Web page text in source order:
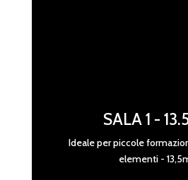
SALA 1 -
Ideale per piccole
elementi -